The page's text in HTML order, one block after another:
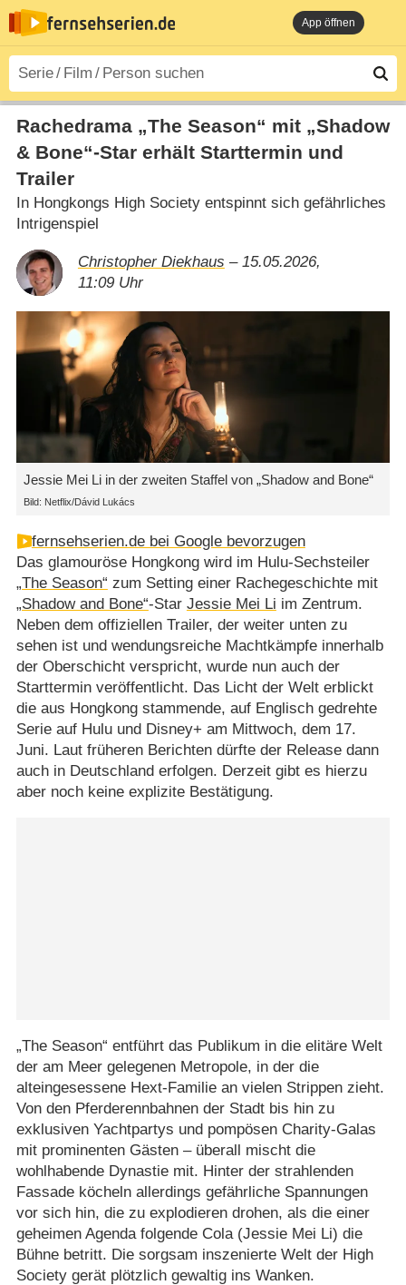
App öffnen
Rachedrama „The Season“ mit „Shadow
& Bone“-Star erhält Starttermin und
Trailer
In Hongkongs High Society entspinnt sich gefährliches
Intrigenspiel
Christopher Diekhaus – 15.05.2026,
11:09 Uhr
Jessie Mei Li in der zweiten Staffel von „Shadow and Bone“
Bild: Netflix/Dávid Lukács
fernsehserien.de bei Google bevorzugen
Das glamouröse Hongkong wird im Hulu-Sechsteiler
„The Season“ zum Setting einer Rachegeschichte mit
„Shadow and Bone“-Star Jessie Mei Li im Zentrum.
Neben dem offiziellen Trailer, der weiter unten zu
sehen ist und wendungsreiche Machtkämpfe innerhalb
der Oberschicht verspricht, wurde nun auch der
Starttermin veröffentlicht. Das Licht der Welt erblickt
die aus Hongkong stammende, auf Englisch gedrehte
Serie auf Hulu und Disney+ am Mittwoch, dem 17.
Juni. Laut früheren Berichten dürfte der Release dann
auch in Deutschland erfolgen. Derzeit gibt es hierzu
aber noch keine explizite Bestätigung.
„The Season“ entführt das Publikum in die elitäre Welt
der am Meer gelegenen Metropole, in der die
alteingesessene Hext-Familie an vielen Strippen zieht.
Von den Pferderennbahnen der Stadt bis hin zu
exklusiven Yachtpartys und pompösen Charity-Galas
mit prominenten Gästen – überall mischt die
wohlhabende Dynastie mit. Hinter der strahlenden
Fassade köcheln allerdings gefährliche Spannungen
vor sich hin, die zu explodieren drohen, als die einer
geheimen Agenda folgende Cola (Jessie Mei Li) die
Bühne betritt. Die sorgsam inszenierte Welt der High
Society gerät plötzlich gewaltig ins Wanken.